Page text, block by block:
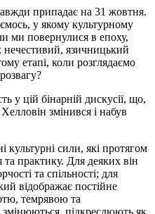
припадає на 31 жовтня.
у якому культурному
ми повернулися в епоху,
язичницький
етапі, коли розглядаємо
у цій бінарній дискусії, що,
змінився і набув
культурні сили, які протягом
практику. Для деяких він
та спільності; для
відображає постійне
темрявою та
підкреслюють як